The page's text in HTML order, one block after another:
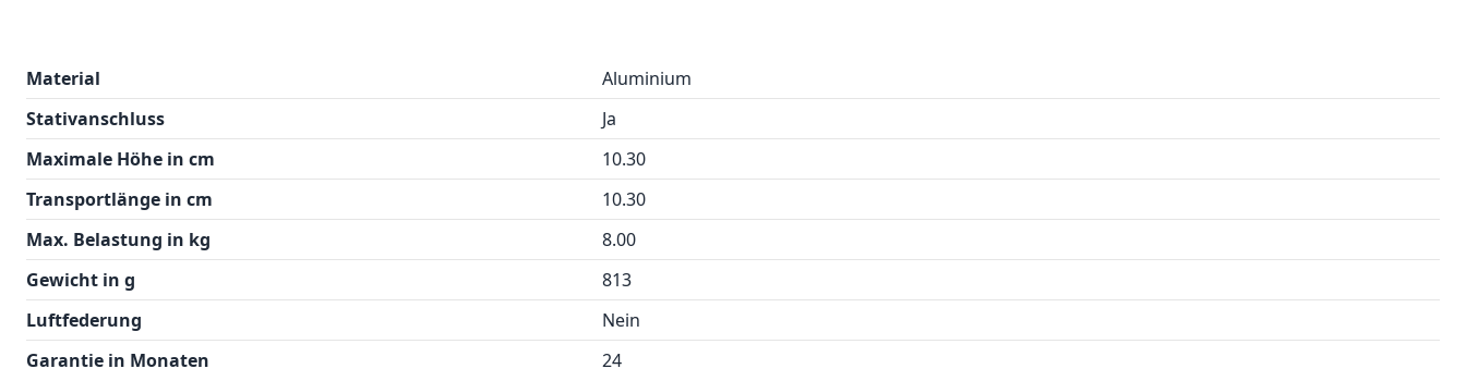
Material
Aluminium
Stativanschluss
Ja
Maximale Höhe in cm
10.30
Transportlänge in cm
10.30
Max. Belastung in kg
8.00
Gewicht in g
813
Luftfederung
Nein
Garantie in Monaten
24